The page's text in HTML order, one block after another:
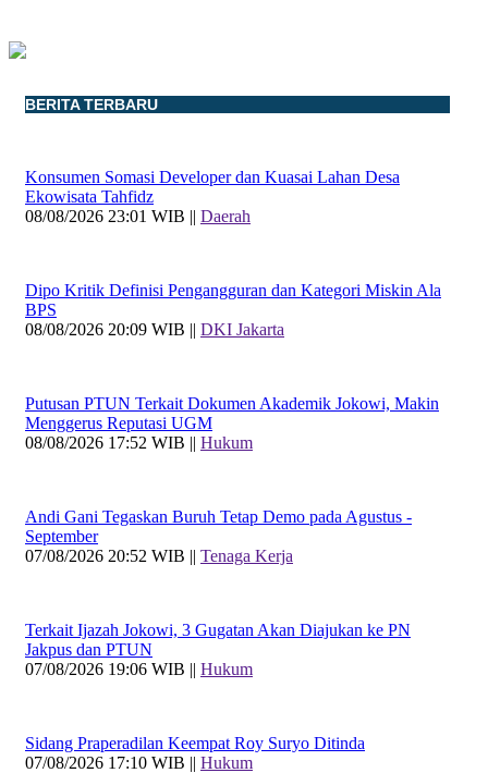
BERITA TERBARU
Konsumen Somasi Developer dan Kuasai Lahan Desa
Ekowisata Tahfidz
08/08/2026 23:01 WIB || Daerah
Dipo Kritik Definisi Pengangguran dan Kategori Miskin Ala
BPS
08/08/2026 20:09 WIB || DKI Jakarta
Putusan PTUN Terkait Dokumen Akademik Jokowi, Makin
Menggerus Reputasi UGM
08/08/2026 17:52 WIB || Hukum
Andi Gani Tegaskan Buruh Tetap Demo pada Agustus -
September
07/08/2026 20:52 WIB || Tenaga Kerja
Terkait Ijazah Jokowi, 3 Gugatan Akan Diajukan ke PN
Jakpus dan PTUN
07/08/2026 19:06 WIB || Hukum
Sidang Praperadilan Keempat Roy Suryo Ditinda
07/08/2026 17:10 WIB || Hukum